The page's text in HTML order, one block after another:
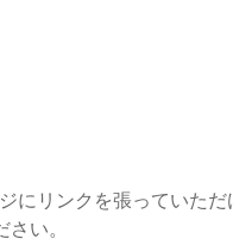
にリンクを張っていただ
い。